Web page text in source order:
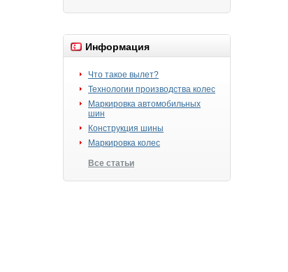
Информация
Что такое вылет?
Технологии производства колес
Маркировка автомобильных
шин
Конструкция шины
Маркировка колес
Все статьи